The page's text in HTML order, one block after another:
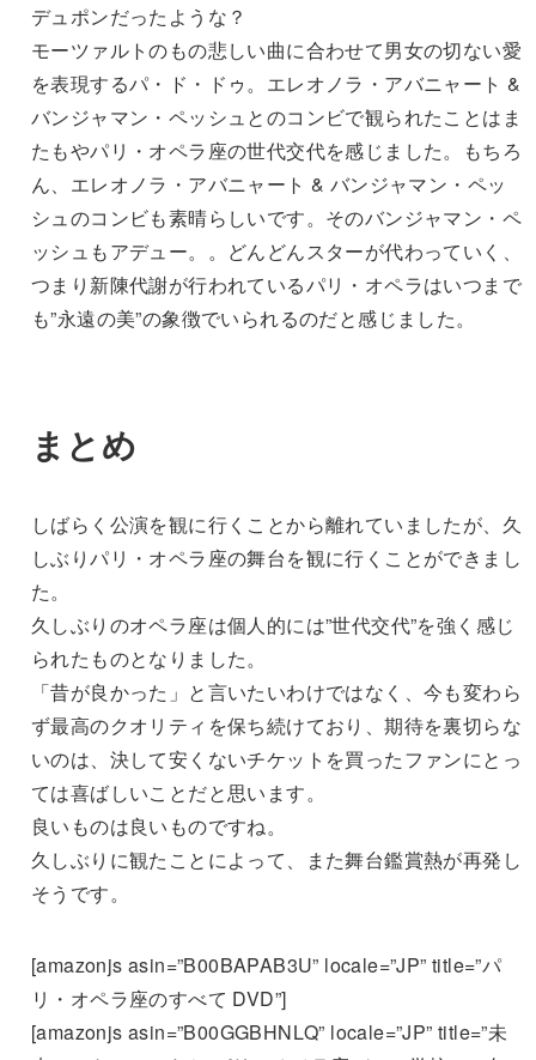
デュポンだったような？
モーツァルトのもの悲しい曲に合わせて男女の切ない愛
を表現するパ・ド・ドゥ。エレオノラ・アバニャート &
バンジャマン・ペッシュとのコンビで観られたことはま
たもやパリ・オペラ座の世代交代を感じました。もちろ
ん、エレオノラ・アバニャート & バンジャマン・ペッ
シュのコンビも素晴らしいです。そのバンジャマン・ペ
ッシュもアデュー。。どんどんスターが代わっていく、
つまり新陳代謝が行われているパリ・オペラはいつまで
も”永遠の美”の象徴でいられるのだと感じました。
まとめ
しばらく公演を観に行くことから離れていましたが、久
しぶりパリ・オペラ座の舞台を観に行くことができまし
た。
久しぶりのオペラ座は個人的には”世代交代”を強く感じ
られたものとなりました。
「昔が良かった」と言いたいわけではなく、今も変わら
ず最高のクオリティを保ち続けており、期待を裏切らな
いのは、決して安くないチケットを買ったファンにとっ
ては喜ばしいことだと思います。
良いものは良いものですね。
久しぶりに観たことによって、また舞台鑑賞熱が再発し
そうです。
[amazonjs asin=”B00BAPAB3U” locale=”JP” title=”パ
リ・オペラ座のすべて DVD”]
[amazonjs asin=”B00GGBHNLQ” locale=”JP” title=”未